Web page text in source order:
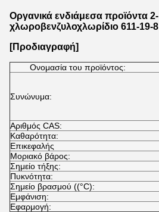
Οργανικά ενδιάμεσα προϊόντα 2-
χλωροβενζυλοχλωρίδιο 611-19-8
[Προδιαγραφή]
Ονομασία του προϊόντος:
Συνώνυμα:
Αριθμός CAS:
Καθαρότητα:
Επικεφαλής
Μοριακό βάρος:
Σημείο τήξης:
Πυκνότητα:
Σημείο βρασμού ((°C):
Εμφάνιση:
Εφαρμογή: